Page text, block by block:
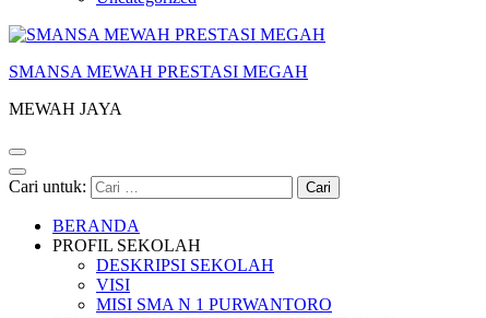
SMANSA MEWAH PRESTASI MEGAH
MEWAH JAYA
Cari untuk:
BERANDA
PROFIL SEKOLAH
DESKRIPSI SEKOLAH
VISI
MISI SMA N 1 PURWANTORO